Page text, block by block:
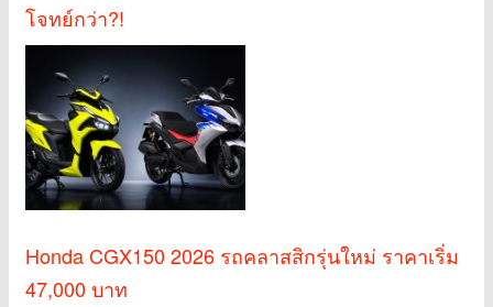
โจทย์กว่า?!
Honda CGX150 2026 รถคลาสสิกรุ่นใหม่ ราคาเริ่ม
47,000 บาท